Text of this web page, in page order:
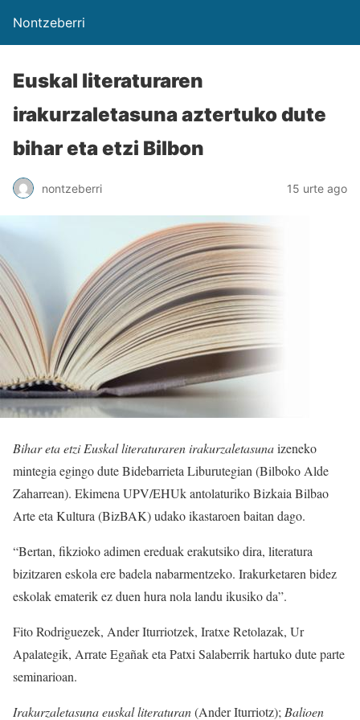
Nontzeberri
Euskal literaturaren
irakurzaletasuna aztertuko dute
bihar eta etzi Bilbon
nontzeberri 15 urte ago
Bihar eta etzi Euskal literaturaren irakurzaletasunaizeneko
mintegia egingo dute Bidebarrieta Liburutegian (Bilboko Alde
Zaharrean). Ekimena UPV/EHUk antolaturiko Bizkaia Bilbao
Arte eta Kultura (BizBAK) udako ikastaroen baitan dago.
“Bertan, fikzioko adimen ereduak erakutsiko dira, literatura
bizitzaren eskola ere badela nabarmentzeko. Irakurketaren bidez
eskolak ematerik ez duen hura nola landu ikusiko da”.
Fito Rodriguezek, Ander Iturriotzek, Iratxe Retolazak, Ur
Apalategik, Arrate Egañak eta Patxi Salaberrik hartuko dute parte
seminarioan.
Irakurzaletasuna euskal literaturan(Ander Iturriotz); Balioen